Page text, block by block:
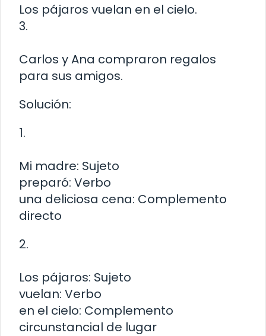
Los pájaros vuelan en el cielo.
3.
Carlos y Ana compraron regalos
para sus amigos.
Solución:
1.
Mi madre: Sujeto
preparó: Verbo
una deliciosa cena: Complemento
directo
2.
Los pájaros: Sujeto
vuelan: Verbo
en el cielo: Complemento
circunstancial de lugar